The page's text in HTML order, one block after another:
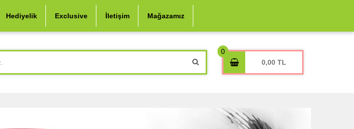
0,00
Hediyelik Exclusive İletişim Mağazamız